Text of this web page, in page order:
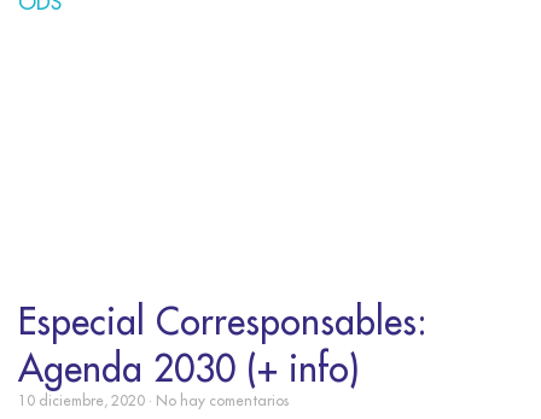
Especial Corresponsables:
Agenda 2030 (+ info)
10 diciembre, 2020 No hay comentarios